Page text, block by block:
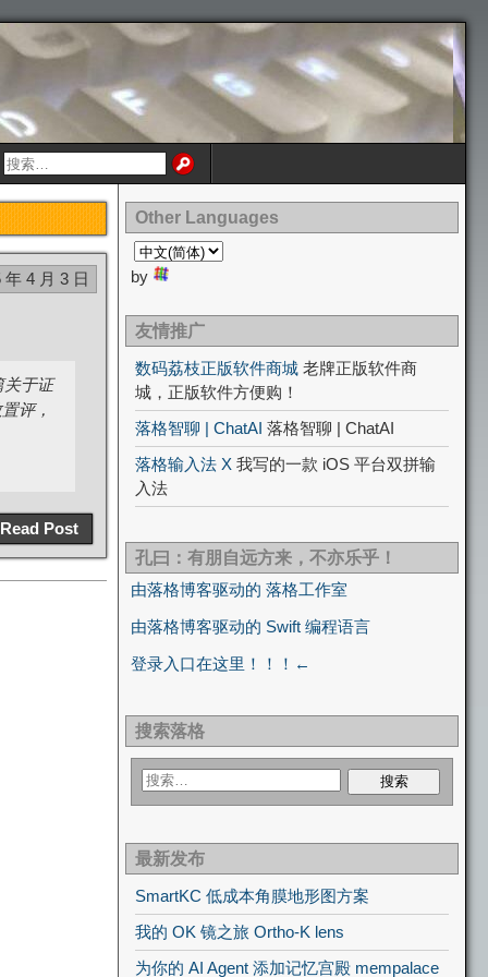
年 4 月 3 日
于证
评，
Read Post
Other Languages
by
友情推广
数码荔枝正版软件商城 老牌正版软件商
城，正版软件方便购！
落格智聊 | ChatAI 落格智聊 | ChatAI
落格输入法 X 我写的一款 iOS 平台双拼输
入法
孔曰：有朋自远方来，不亦乐乎！
由落格博客驱动的 落格工作室
由落格博客驱动的 Swift 编程语言
登录入口在这里！！！←
搜索落格
最新发布
SmartKC 低成本角膜地形图方案
我的 OK 镜之旅 Ortho-K lens
为你的 AI Agent 添加记忆宫殿 mempalace